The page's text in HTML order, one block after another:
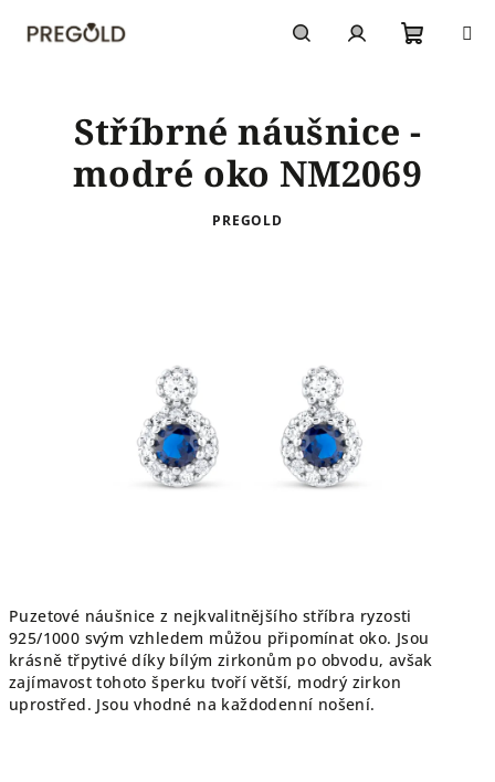
košík
Puzetové náušnice z nejkvalitnějšího stříbra ryzosti
925/1000 svým vzhledem můžou připomínat oko. Jsou
krásně třpytivé díky bílým zirkonům po obvodu, avšak
zajímavost tohoto šperku tvoří větší, modrý zirkon
uprostřed. Jsou vhodné na každodenní nošení.
Stříbrné náušnice -
modré oko NM2069
PREGOLD